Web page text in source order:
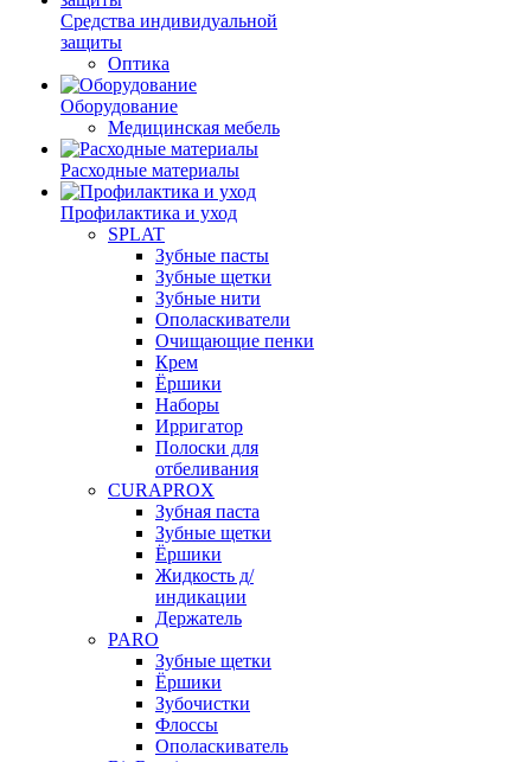
Средства индивидуальной
защиты
Оптика
Оборудование
Медицинская мебель
Расходные материалы
Профилактика и уход
SPLAT
Зубные пасты
Зубные щетки
Зубные нити
Ополаскиватели
Очищающие пенки
Крем
Ёршики
Наборы
Ирригатор
Полоски для
отбеливания
CURAPROX
Зубная паста
Зубные щетки
Ёршики
Жидкость д/
индикации
Держатель
PARO
Зубные щетки
Ёршики
Зубочистки
Флоссы
Ополаскиватель